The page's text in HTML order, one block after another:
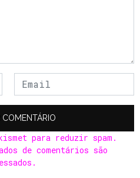
para reduzir spam.
de comentários são
.